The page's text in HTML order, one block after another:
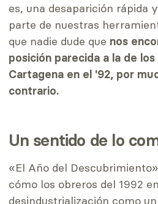
es, una desaparición rápida
parte de nuestras
que nadie dude que nos
posición parecida a la de
Cartagena en el '92, por
contrario.
Un sentido de lo
«El Año del
cómo los obreros del 1992
desindustrialización como